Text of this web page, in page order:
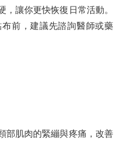
讓你更快恢復日常活動。
前，建議先諮詢醫師或藥
部肌肉的緊繃與疼痛，改善